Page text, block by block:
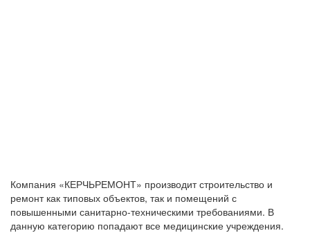
Компания «КЕРЧЬРЕМОНТ» производит строительство и
ремонт как типовых объектов, так и помещений с
повышенными санитарно-техническими требованиями. В
данную категорию попадают все медицинские учреждения.